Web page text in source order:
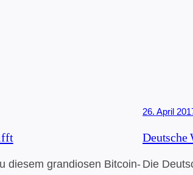
diesem grandiosen Bitcoin-
26. April
Deutsche
Die